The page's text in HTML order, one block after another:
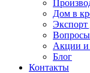
Дом в
Экспорт
Акции и
Блог
Контакты